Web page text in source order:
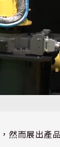
然而展出產